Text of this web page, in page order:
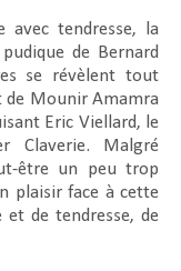
avec tendresse, la
de Bernard
se révèlent tout
de Mounir Amamra
Eric Viellard, le
Claverie. Malgré
être un peu trop
plaisir face à cette
de tendresse, de